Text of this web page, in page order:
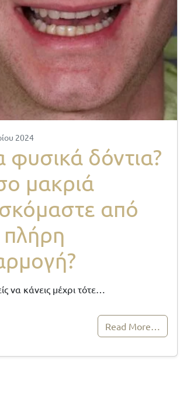
2024
φυσικά δόντια?
μακριά
από
πλήρη
να κάνεις μέχρι τότε…
Read More…